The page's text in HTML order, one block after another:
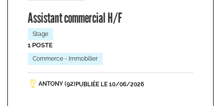
Assistant commercial H/F
Stage
1 POSTE
Commerce - Immobilier
ANTONY (92) PUBLIÉE LE 10/06/2026